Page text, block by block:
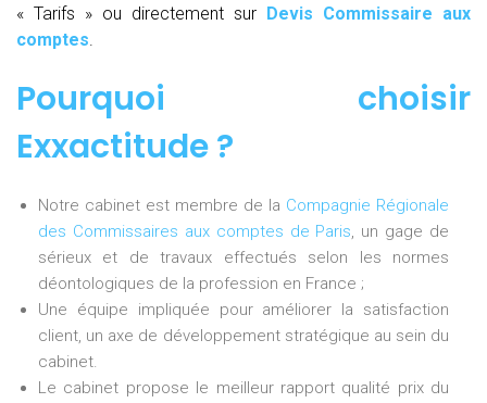
« Tarifs » ou directement sur Devis Commissaire aux
comptes.
Pourquoi choisir
Exxactitude ?
Notre cabinet est membre de la Compagnie Régionale
des Commissaires aux comptes de Paris, un gage de
sérieux et de travaux effectués selon les normes
déontologiques de la profession en France ;
Une équipe impliquée pour améliorer la satisfaction
client, un axe de développement stratégique au sein du
cabinet.
Le cabinet propose le meilleur rapport qualité prix du